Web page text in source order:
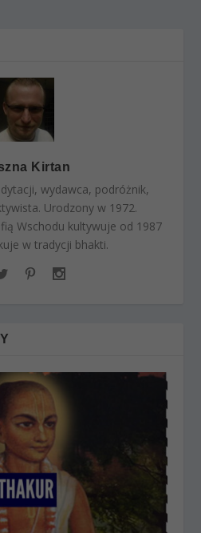
Kirtan
wydawca, podróżnik,
Urodzony w 1972.
Wschodu kultywuje od 1987
w tradycji bhakti.